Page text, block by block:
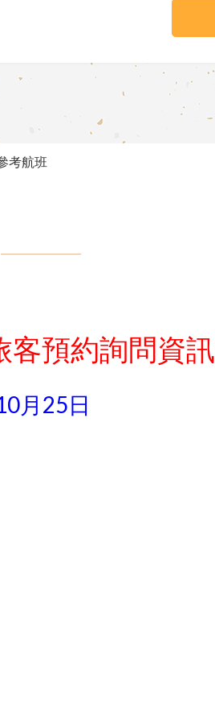
考航班
預約詢問資訊
月25日